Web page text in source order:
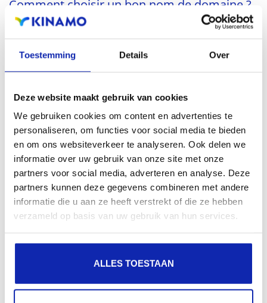
Toestemming Details Over
Deze website maakt gebruik van cookies
We gebruiken cookies om content en advertenties te
personaliseren, om functies voor social media te bieden
en om ons websiteverkeer te analyseren. Ook delen we
informatie over uw gebruik van onze site met onze
partners voor social media, adverteren en analyse. Deze
partners kunnen deze gegevens combineren met andere
informatie die u aan ze heeft verstrekt of die ze hebben
verzameld op basis van uw gebruik van hun services.
ALLES TOESTAAN
Comment choisir un bon nom de domaine ?
En savoir plus
Comment choisir entre un domaine .com ou
.be ?
web et...